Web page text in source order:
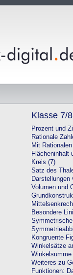
Klasse 7/8
Prozent und
Rationale
Mit
Flächeninhalt
Kreis (7)
Satz des
Darstellungen
Volumen und
Besondere
Kongruente
Winkelsätze
Weiteres zu
Funktionen: